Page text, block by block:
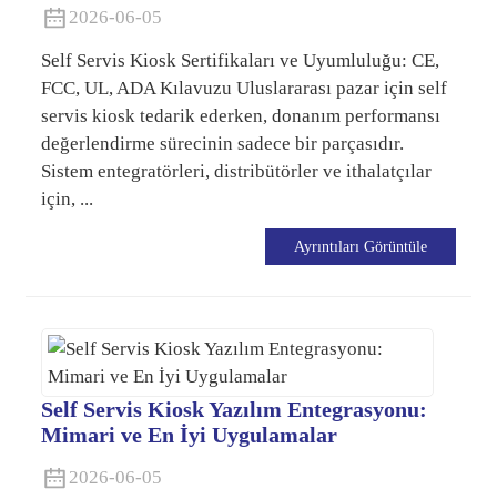
2026-06-05
Self Servis Kiosk Sertifikaları ve Uyumluluğu: CE,
FCC, UL, ADA Kılavuzu Uluslararası pazar için self
servis kiosk tedarik ederken, donanım performansı
değerlendirme sürecinin sadece bir parçasıdır.
Sistem entegratörleri, distribütörler ve ithalatçılar
için, ...
Ayrıntıları Görüntüle
Self Servis Kiosk Yazılım Entegrasyonu:
Mimari ve En İyi Uygulamalar
2026-06-05